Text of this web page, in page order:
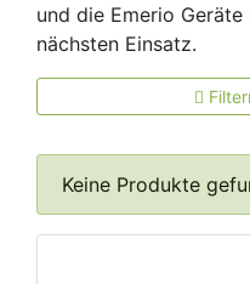
und die Emerio
nächsten Einsatz.
Keine Produkte